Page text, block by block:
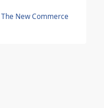
The New Commerce